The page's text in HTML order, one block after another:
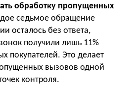
обработку пропущенных
седьмое обращение
осталось без ответа,
получили лишь 11%
покупателей. Это делает
вызовов одной
контроля.